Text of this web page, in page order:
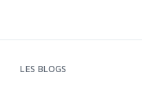
LES BLOGS